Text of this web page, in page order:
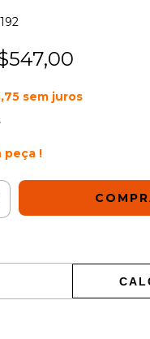
sem juros
peça !